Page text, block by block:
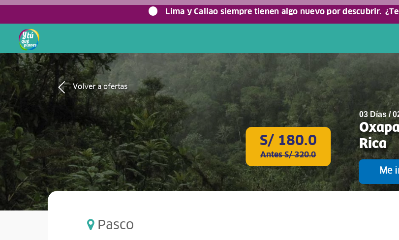
Lima y Callao siempre tienen algo nuevo por descubrir.
Volver a ofertas
S/ 180.0
Antes S/ 320.0
03 Días /
Rica
Me
Pasco